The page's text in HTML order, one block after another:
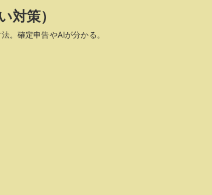
対策）
。確定申告やAIが分かる。